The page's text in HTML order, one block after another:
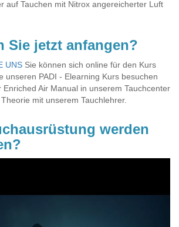
auf Tauchen mit Nitrox angereicherter Luft
Sie jetzt anfangen?
UNS Sie können sich online für den Kurs
unseren PADI - Elearning Kurs besuchen
Air Manual in unserem Tauchcenter
mit unserem Tauchlehrer.
werden